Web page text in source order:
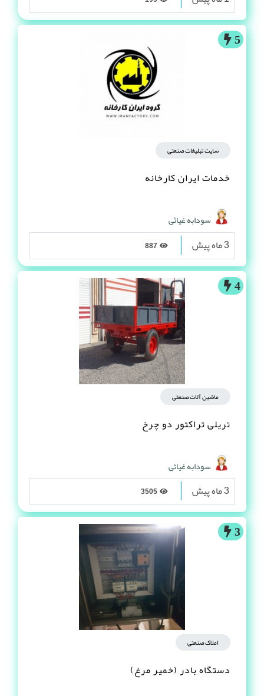
5
سایت تبلیغات صنعتی
خدمات ایران کارخانه
سودابه غیاثی
3 ماه پیش
4
ماشین آلات صنعتی
تریلی تراکتور دو چرخ
سودابه غیاثی
3 ماه پیش
3
املاک صنعتی
دستگاه بادر (خمیر مرغ)